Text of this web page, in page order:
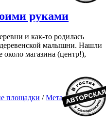
руками
и как-то родилась
деревенской малышни. Нашли
около магазина (центр!),
площадки /Металл 6-07-